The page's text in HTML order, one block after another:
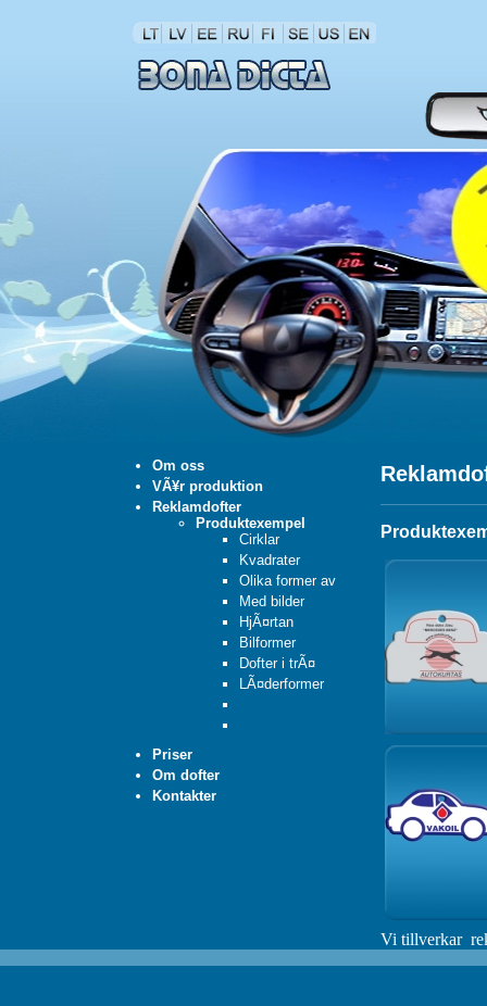
Om oss
VÃ¥r produktion
Reklamdofter
Produktexempel
Cirklar
Kvadrater
Olika former av
Med bilder
HjÃ¤rtan
Bilformer
Dofter i trÃ¤
LÃ¤derformer
Priser
Om dofter
Kontakter
Vi tillverkar